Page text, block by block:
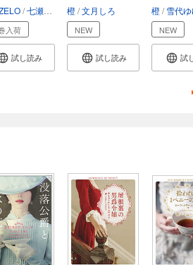
七瀬京 藤掛ヒメノ
入荷
試し読み
橙 文月しろ
NEW
試し読み
橙 雪代
NEW
試